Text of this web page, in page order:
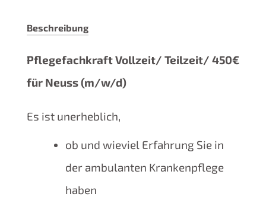
Beschreibung
Pflegefachkraft Vollzeit/ Teilzeit/ 450€
für Neuss (m/w/d)
Es ist unerheblich,
ob und wieviel Erfahrung Sie in
der ambulanten Krankenpflege
haben